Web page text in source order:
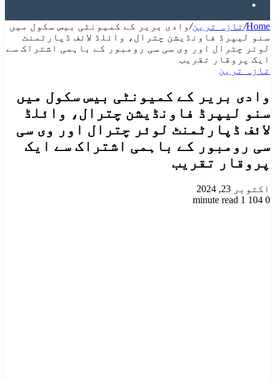
Home
/تازہ ترین/وادی بریر کے کمیونٹی بیس سکول میں
سنو لیپرڈ فاونڈیشن چترال، وائلڈ لائف ڈپارٹمنٹ
لوئر چترال اور وی سی سی رومبور کے باہمی اشتراک سے
ایک پروقار تقریب
تازہ ترین
وادی بریر کے کمیونٹی بیس سکول میں
سنو لیپرڈ فاونڈیشن چترال، وائلڈ
لائف ڈپارٹمنٹ لوئر چترال اور وی سی
سی رومبور کے باہمی اشتراک سے ایک
پروقار تقریب
اکتوبر 23, 2024
0
1 minute read